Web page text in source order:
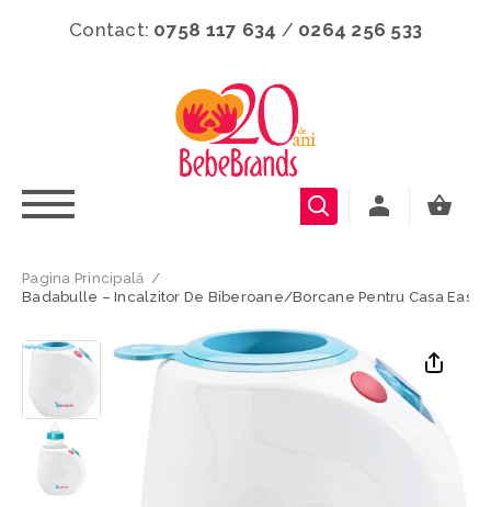
Contact: 0758 117 634 / 0264 256 533
Pagina Principală /
Badabulle – Incalzitor De Biberoane/borcane Pentru Casa Easy+